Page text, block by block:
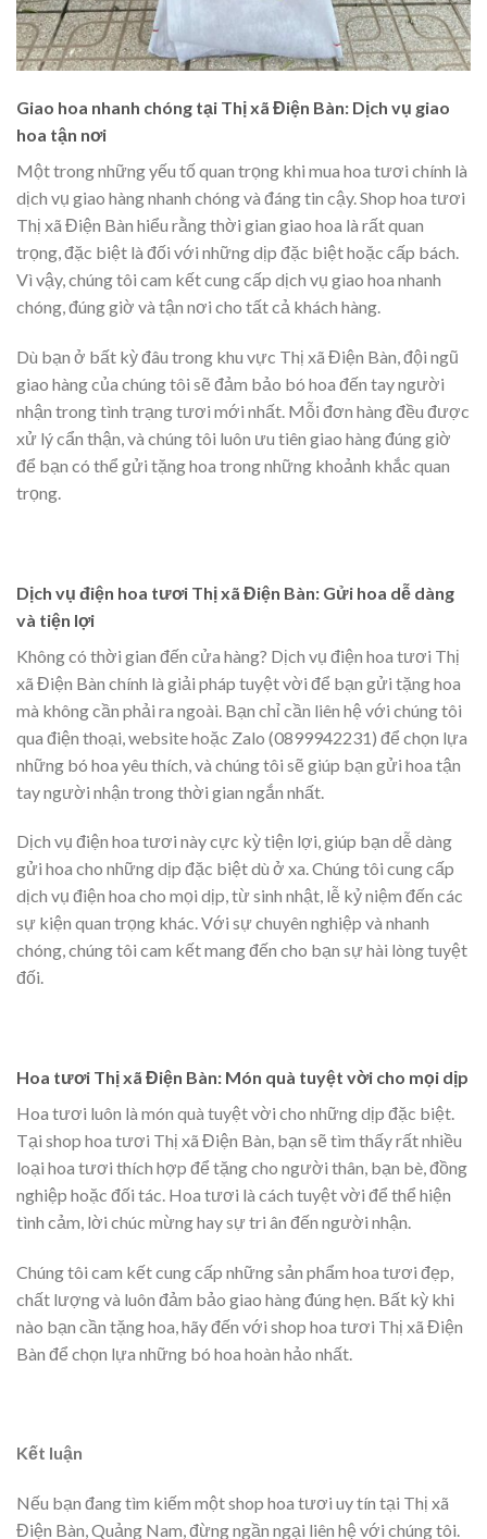
Giao hoa nhanh chóng tại Thị xã Điện Bàn: Dịch vụ giao
hoa tận nơi
Một trong những yếu tố quan trọng khi mua hoa tươi chính là
dịch vụ giao hàng nhanh chóng và đáng tin cậy. Shop hoa tươi
Thị xã Điện Bàn hiểu rằng thời gian giao hoa là rất quan
trọng, đặc biệt là đối với những dịp đặc biệt hoặc cấp bách.
Vì vậy, chúng tôi cam kết cung cấp dịch vụ giao hoa nhanh
chóng, đúng giờ và tận nơi cho tất cả khách hàng.
Dù bạn ở bất kỳ đâu trong khu vực Thị xã Điện Bàn, đội ngũ
giao hàng của chúng tôi sẽ đảm bảo bó hoa đến tay người
nhận trong tình trạng tươi mới nhất. Mỗi đơn hàng đều được
xử lý cẩn thận, và chúng tôi luôn ưu tiên giao hàng đúng giờ
để bạn có thể gửi tặng hoa trong những khoảnh khắc quan
trọng.
Dịch vụ điện hoa tươi Thị xã Điện Bàn: Gửi hoa dễ dàng
và tiện lợi
Không có thời gian đến cửa hàng? Dịch vụ điện hoa tươi Thị
xã Điện Bàn chính là giải pháp tuyệt vời để bạn gửi tặng hoa
mà không cần phải ra ngoài. Bạn chỉ cần liên hệ với chúng tôi
qua điện thoại, website hoặc Zalo (0899942231) để chọn lựa
những bó hoa yêu thích, và chúng tôi sẽ giúp bạn gửi hoa tận
tay người nhận trong thời gian ngắn nhất.
Dịch vụ điện hoa tươi này cực kỳ tiện lợi, giúp bạn dễ dàng
gửi hoa cho những dịp đặc biệt dù ở xa. Chúng tôi cung cấp
dịch vụ điện hoa cho mọi dịp, từ sinh nhật, lễ kỷ niệm đến các
sự kiện quan trọng khác. Với sự chuyên nghiệp và nhanh
chóng, chúng tôi cam kết mang đến cho bạn sự hài lòng tuyệt
đối.
Hoa tươi Thị xã Điện Bàn: Món quà tuyệt vời cho mọi dịp
Hoa tươi luôn là món quà tuyệt vời cho những dịp đặc biệt.
Tại shop hoa tươi Thị xã Điện Bàn, bạn sẽ tìm thấy rất nhiều
loại hoa tươi thích hợp để tặng cho người thân, bạn bè, đồng
nghiệp hoặc đối tác. Hoa tươi là cách tuyệt vời để thể hiện
tình cảm, lời chúc mừng hay sự tri ân đến người nhận.
Chúng tôi cam kết cung cấp những sản phẩm hoa tươi đẹp,
chất lượng và luôn đảm bảo giao hàng đúng hẹn. Bất kỳ khi
nào bạn cần tặng hoa, hãy đến với shop hoa tươi Thị xã Điện
Bàn để chọn lựa những bó hoa hoàn hảo nhất.
Kết luận
Nếu bạn đang tìm kiếm một shop hoa tươi uy tín tại Thị xã
Điện Bàn, Quảng Nam, đừng ngần ngại liên hệ với chúng tôi.